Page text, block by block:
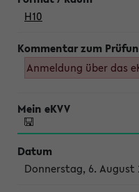
H10
Anmeldung über das
Donnerstag, 6. August